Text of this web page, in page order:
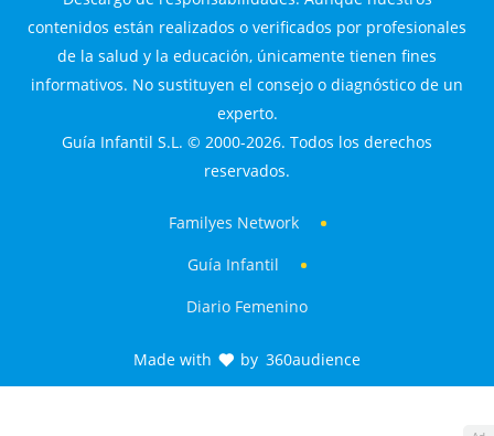
contenidos están realizados o verificados por profesionales
de la salud y la educación, únicamente tienen fines
informativos. No sustituyen el consejo o diagnóstico de un
experto.
Guía Infantil S.L. © 2000-2026. Todos los derechos
reservados.
Familyes Network
Guía Infantil
Diario Femenino
Made with by 360audience